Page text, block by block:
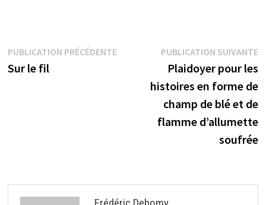
Navigation
de
PUBLICATION PRÉCÉDENTEPublication
précédente :
Sur le fil
PUBLICATION SUIVANTE
Plaidoyer pour les
histoires en forme de
champ de blé et de
flamme d’allumette
soufrée